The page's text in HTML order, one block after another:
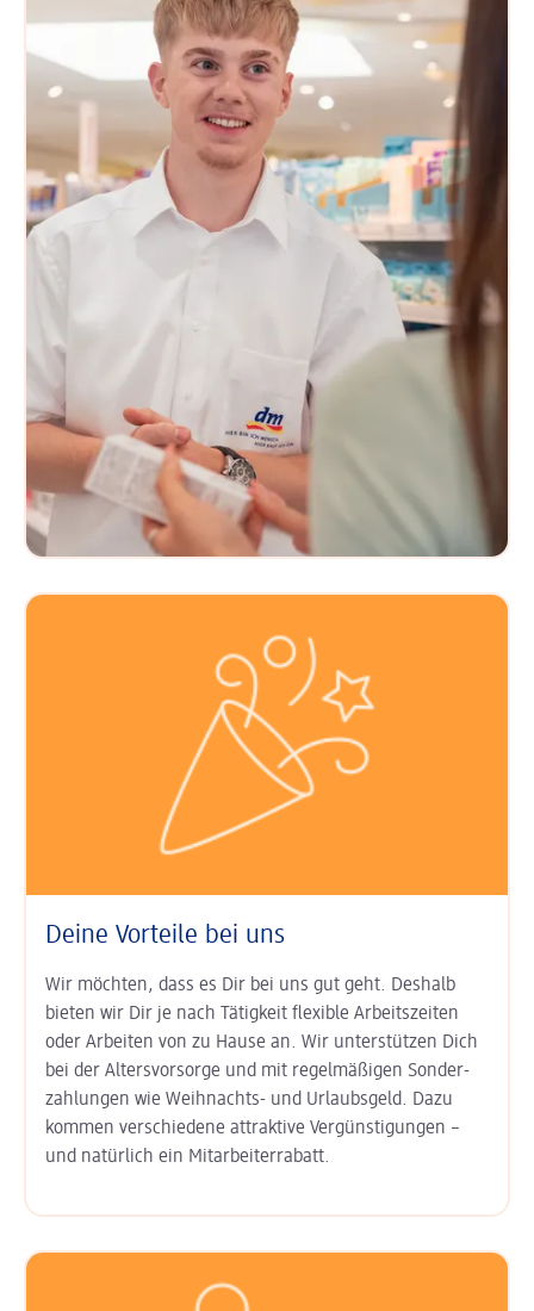
Deine Vorteile bei uns
Wir möchten, dass es Dir bei uns gut geht. Deshalb
bieten wir Dir je nach Tätigkeit flexible Arbeits­zeiten
oder Arbeiten von zu Hause an. Wir unter­stützen Dich
bei der Alters­vorsorge und mit regel­mäßigen Sonder­
zahlungen wie Weihnachts- und Urlaubs­geld. Dazu
kommen ver­schiedene attraktive Ver­günsti­gungen –
und natürlich ein Mitarbeiter­rabatt.